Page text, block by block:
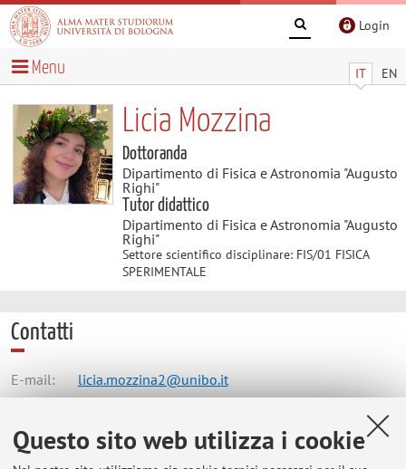
Questo sito web utilizza i cookie
Login
IT EN
Menu
Licia Mozzina
Dottoranda
Dipartimento di Fisica e Astronomia "Augusto
Righi"
Tutor didattico
Dipartimento di Fisica e Astronomia "Augusto
Righi"
Settore scientifico disciplinare: FIS/01 FISICA
SPERIMENTALE
Contatti
E-mail: licia.mozzina2@unibo.it
Dipartimento di Fisica e Astronomia "Augusto Righi"